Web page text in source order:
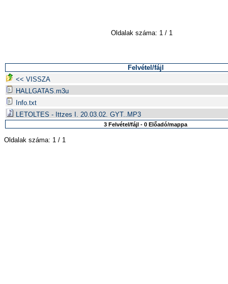
Oldalak száma: 1 / 1
Felvétel/fájl
<< VISSZA
HALLGATAS.m3u
Info.txt
LETOLTES - Ittzes I. 20.03.02. GYT..MP3
3 Felvétel/fájl - 0 Előadó/mappa
Oldalak száma: 1 / 1